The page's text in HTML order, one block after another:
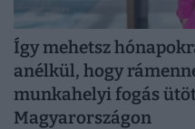
Így mehetsz
anélkül, hogy
munkahelyi fogás
Magyarországon